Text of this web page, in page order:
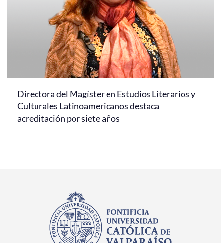
Directora del Magíster en Estudios Literarios y
Culturales Latinoamericanos destaca
acreditación por siete años